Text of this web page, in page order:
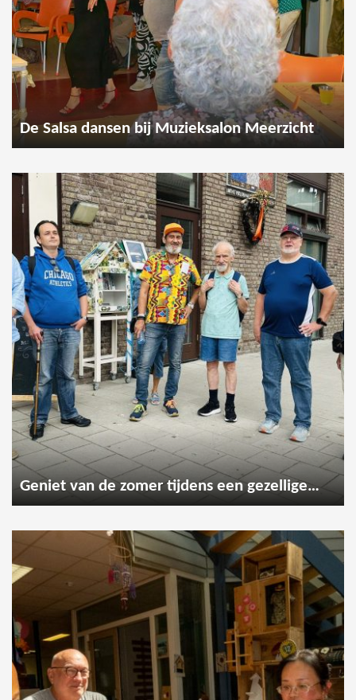
De Salsa dansen bij Muzieksalon Meerzicht
Geniet van de zomer tijdens een gezellige wandeling